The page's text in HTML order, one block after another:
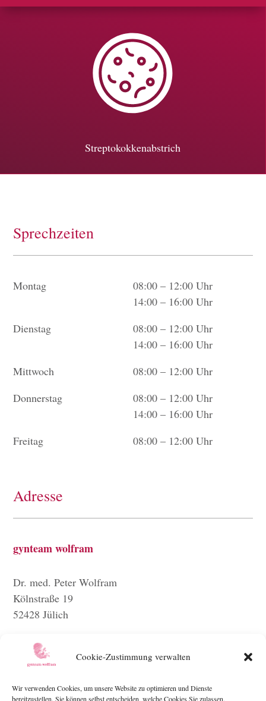
Cookie-Zustimmung verwalten
Wir verwenden Cookies, um unsere Website zu optimieren und Dienste
bereitzustellen. Sie können selbst entscheiden, welche Cookies Sie zulassen.
Streptokokkenabstrich
Sprechzeiten
Montag
Dienstag
Mittwoch
Donnerstag
Freitag
08:00 – 12:00 Uhr
14:00 – 16:00 Uhr
08:00 – 12:00 Uhr
14:00 – 16:00 Uhr
08:00 – 12:00 Uhr
08:00 – 12:00 Uhr
14:00 – 16:00 Uhr
08:00 – 12:00 Uhr
Adresse
gynteam wolfram
Dr. med. Peter Wolfram
Kölnstraße 19
52428 Jülich
E-Mail:
Telefon:+49 2461 50666
Telefax: +49 2461 59813